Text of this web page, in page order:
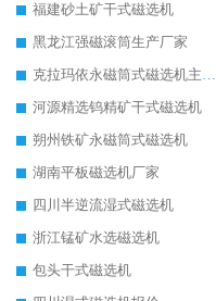
福建砂土矿干式磁选机
黑龙江强磁滚筒生产厂家
克拉玛依永磁筒式磁选机主要技术参数
河源精选钨精矿干式磁选机
朔州铁矿永磁筒式磁选机
湖南平板磁选机厂家
四川半逆流湿式磁选机
浙江锰矿水选磁选机
包头干式磁选机